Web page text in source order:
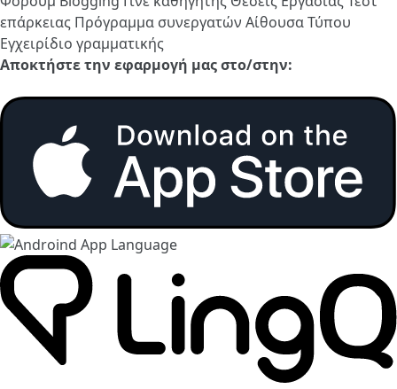
επάρκειας Πρόγραμμα συνεργατών Αίθουσα Τύπου
Εγχειρίδιο γραμματικής
Αποκτήστε την εφαρμογή μας στο/στην: